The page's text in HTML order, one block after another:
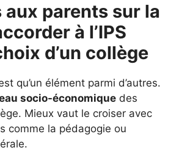
aux parents sur la
à l’IPS
d’un collège
qu’un élément parmi d’autres.
socio-économique des
Mieux vaut le croiser avec
comme la pédagogie ou